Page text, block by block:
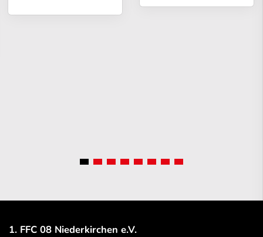
1. FFC 08 Niederkirchen e.V.